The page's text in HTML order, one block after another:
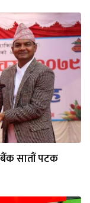
बैंक सातौं पटक